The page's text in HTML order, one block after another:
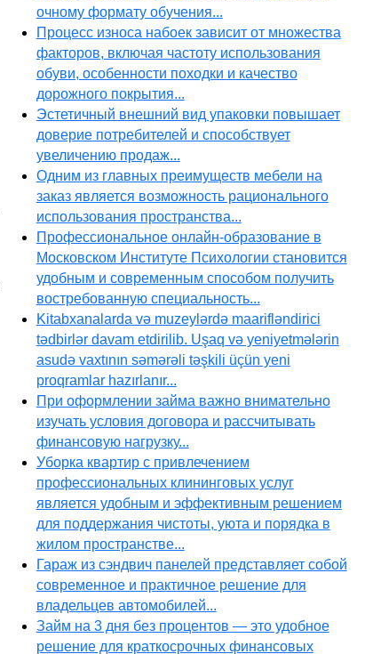
очному формату обучения...
Процесс износа набоек зависит от множества
факторов, включая частоту использования
обуви, особенности походки и качество
дорожного покрытия...
Эстетичный внешний вид упаковки повышает
доверие потребителей и способствует
увеличению продаж...
Одним из главных преимуществ мебели на
заказ является возможность рационального
использования пространства...
Профессиональное онлайн-образование в
Московском Институте Психологии становится
удобным и современным способом получить
востребованную специальность...
Kitabxanalarda və muzeylərdə maarifləndirici
tədbirlər davam etdirilib. Uşaq və yeniyetmələrin
asudə vaxtının səmərəli təşkili üçün yeni
proqramlar hazırlanır...
При оформлении займа важно внимательно
изучать условия договора и рассчитывать
финансовую нагрузку...
Уборка квартир с привлечением
профессиональных клининговых услуг
является удобным и эффективным решением
для поддержания чистоты, уюта и порядка в
жилом пространстве...
Гараж из сэндвич панелей представляет собой
современное и практичное решение для
владельцев автомобилей...
Займ на 3 дня без процентов — это удобное
решение для краткосрочных финансовых